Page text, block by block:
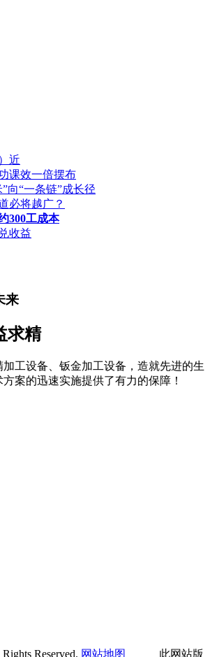
近
课效一倍摆布
向“一条链”成长径
必将越广？
300工成本
收益
来
求精
工设备、钣金加工设备，造就先进的生
案的迅速实施提供了有力的保障！
Reserved. 网站地图 此网站版